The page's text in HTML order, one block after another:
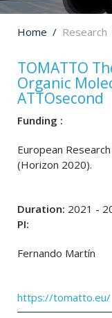
Home Research
TOMATTO
Organic
ATTOsecond
Funding :
European
(Horizon 2020).
Duration: 2021 -
PI:
Fernando Martín
https://tomatto.eu/